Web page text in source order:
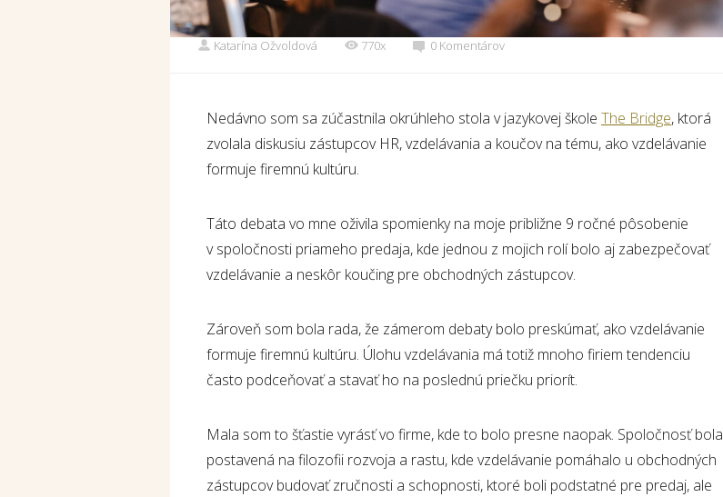
Katarína Ožvoldová 770x 0 Komentárov
Nedávno som sa zúčastnila okrúhleho stola v jazykovej škole The Bridge, ktorá
zvolala diskusiu zástupcov HR, vzdelávania a koučov na tému, ako vzdelávanie
formuje firemnú kultúru.
Táto debata vo mne oživila spomienky na moje približne 9 ročné pôsobenie
v spoločnosti priameho predaja, kde jednou z mojich rolí bolo aj zabezpečovať
vzdelávanie a neskôr koučing pre obchodných zástupcov.
Zároveň som bola rada, že zámerom debaty bolo preskúmať, ako vzdelávanie
formuje firemnú kultúru. Úlohu vzdelávania má totiž mnoho firiem tendenciu
často podceňovať a stavať ho na poslednú priečku priorít.
Mala som to šťastie vyrásť vo firme, kde to bolo presne naopak. Spoločnosť bola
postavená na filozofii rozvoja a rastu, kde vzdelávanie pomáhalo u obchodných
zástupcov budovať zručnosti a schopnosti, ktoré boli podstatné pre predaj, ale